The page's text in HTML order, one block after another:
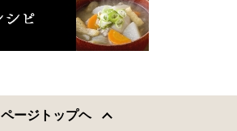
ページトップヘ